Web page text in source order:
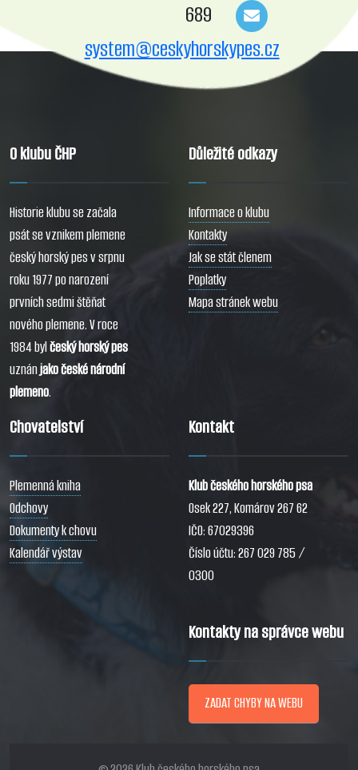
689
system@ceskyhorskypes.cz
O klubu ČHP
Historie klubu se začala
psát se vznikem plemene
český horský pes v srpnu
roku 1977 po narození
prvních sedmi štěňat
nového plemene. V roce
1984 bylčeský horský pes
uznánjako české národní
plemeno.
Důležité odkazy
Informace o klubu
Kontakty
Jak se stát členem
Poplatky
Mapa stránek webu
Chovatelství
Plemenná kniha
Odchovy
Dokumenty k chovu
Kalendář výstav
Kontakt
Klub českého horského psa
Osek 227, Komárov 267 62
IČO: 67029396
Číslo účtu: 267 029 785 /
0300
Kontakty na správce webu
ZADAT CHYBY NA WEBU